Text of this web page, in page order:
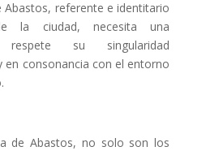
Abastos, referente e identitario
la ciudad, necesita una
respete su singularidad
en consonancia con el entorno
de Abastos, no solo son los